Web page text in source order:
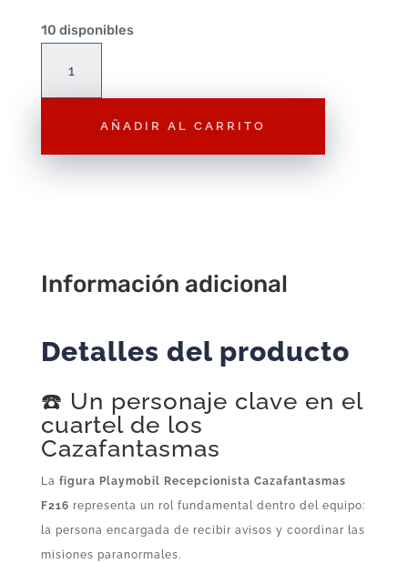
10 disponibles
Playmobil
Cazafantasmas
F216
AÑADIR AL CARRITO
Información adicional
Detalles del producto
☎️ Un personaje clave en el
cuartel de los
Cazafantasmas
La figura Playmobil Recepcionista Cazafantasmas
F216 representa un rol fundamental dentro del equipo:
la persona encargada de recibir avisos y coordinar las
misiones paranormales.